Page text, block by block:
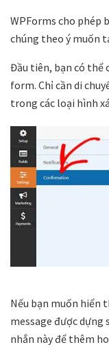
WPForms cho phép
chúng theo ý muốn
Đầu tiên, bạn có thể
form. Chỉ cần di
trong các loại hình
Nếu bạn muốn hiển
message được dựng
nhắn này để thêm